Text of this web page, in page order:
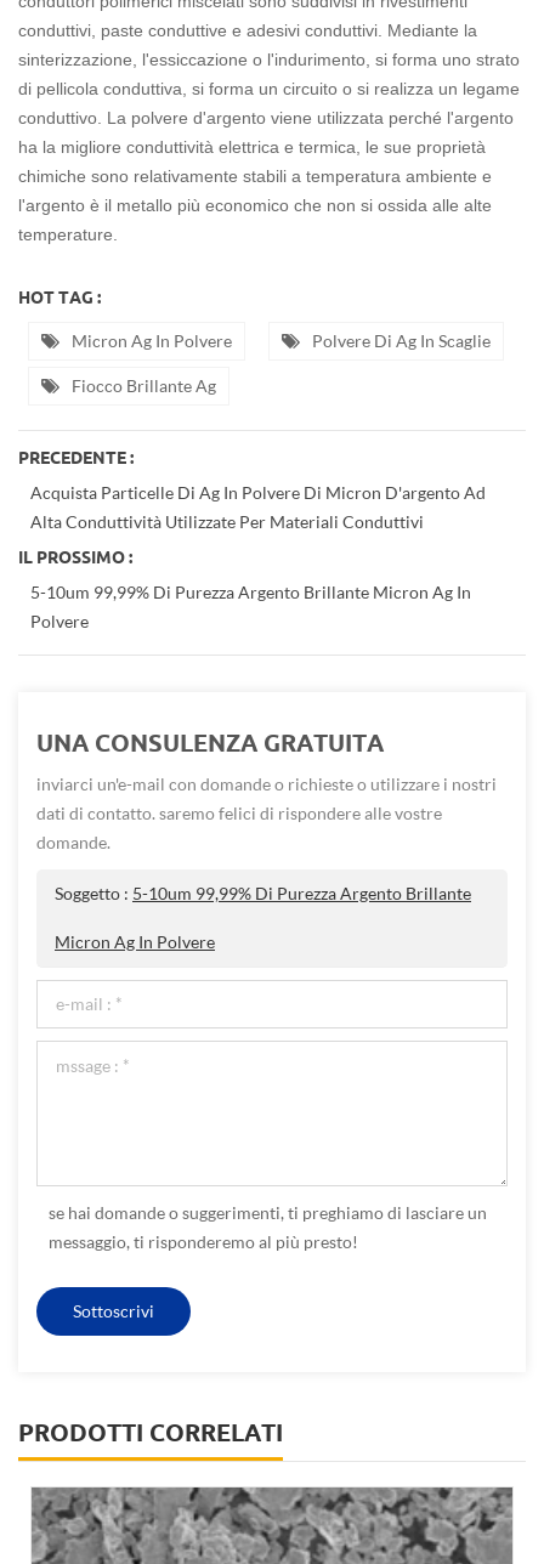
conduttivi, paste conduttive e adesivi conduttivi. Mediante la
sinterizzazione, l'essiccazione o l'indurimento, si forma uno strato
di pellicola conduttiva, si forma un circuito o si realizza un legame
conduttivo. La polvere d'argento viene utilizzata perché l'argento
ha la migliore conduttività elettrica e termica, le sue proprietà
chimiche sono relativamente stabili a temperatura ambiente e
l'argento è il metallo più economico che non si ossida alle alte
temperature.
HOT TAG :
Micron Ag In Polvere Polvere Di Ag In Scaglie
Fiocco Brillante Ag
PRECEDENTE :
Acquista Particelle Di Ag In Polvere Di Micron D'argento Ad
Alta Conduttività Utilizzate Per Materiali Conduttivi
IL PROSSIMO :
5-10um 99,99% Di Purezza Argento Brillante Micron Ag In
Polvere
UNA CONSULENZA GRATUITA
inviarci un'e-mail con domande o richieste o utilizzare i nostri
dati di contatto. saremo felici di rispondere alle vostre
domande.
Soggetto : 5-10um 99,99% Di Purezza Argento Brillante
Micron Ag In Polvere
se hai domande o suggerimenti, ti preghiamo di lasciare un
messaggio, ti risponderemo al più presto!
PRODOTTI CORRELATI